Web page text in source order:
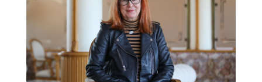
LLUÏSA SOAZ GONZÀLEZ